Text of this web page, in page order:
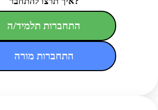
התחברות תלמיד/ה
התחברות מורה